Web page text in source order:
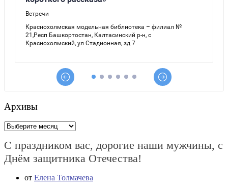
Архивы
Архивы
С праздником вас, дорогие наши мужчины, с
Днём защитника Отечества!
от Елена Толмачева